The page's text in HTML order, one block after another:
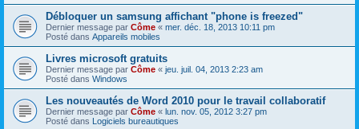
Débloquer un samsung affichant "phone is freezed"
Dernier message par Côme « mer. déc. 18, 2013 10:11 pm
Posté dans Appareils mobiles
Livres microsoft gratuits
Dernier message par Côme « jeu. juil. 04, 2013 2:23 am
Posté dans Windows
Les nouveautés de Word 2010 pour le travail collaboratif
Dernier message par Côme « lun. nov. 05, 2012 3:27 pm
Posté dans Logiciels bureautiques